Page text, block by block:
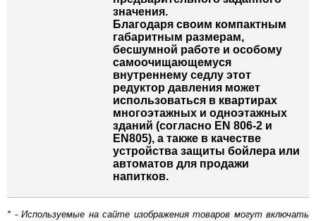
значения.
Благодаря своим компактным
габаритным размерам,
бесшумной работе и особому
самоочищающемуся
внутреннему седлу этот
редуктор давления может
использоваться в квартирах
многоэтажных и одноэтажных
зданий (согласно EN 806-2 и
EN805), а также в качестве
устройства защиты бойлера или
автоматов для продажи
напитков.
* - Используемые на сайте изображения товаров могут включать